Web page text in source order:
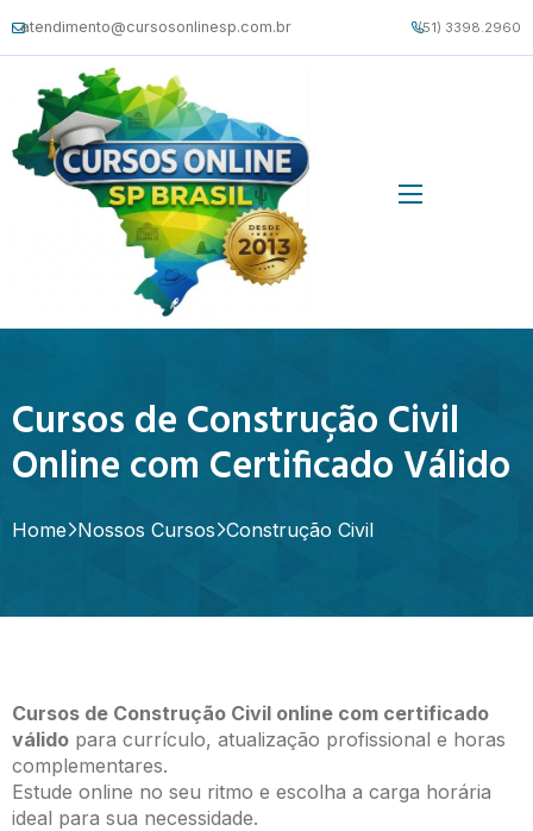
atendimento@cursosonlinesp.com.br (51) 3398.2960
Cursos de Construção Civil
Online com Certificado Válido
Home Nossos Cursos Construção Civil
Cursos de Construção Civil online com certificado
válidopara currículo, atualização profissional e horas
complementares.
Estude online no seu ritmo e escolha a carga horária
ideal para sua necessidade.